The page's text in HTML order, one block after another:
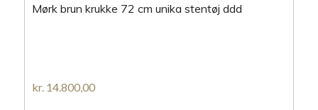
Mørk brun krukke 72 cm unika stentøj ddd
kr. 14.800,00